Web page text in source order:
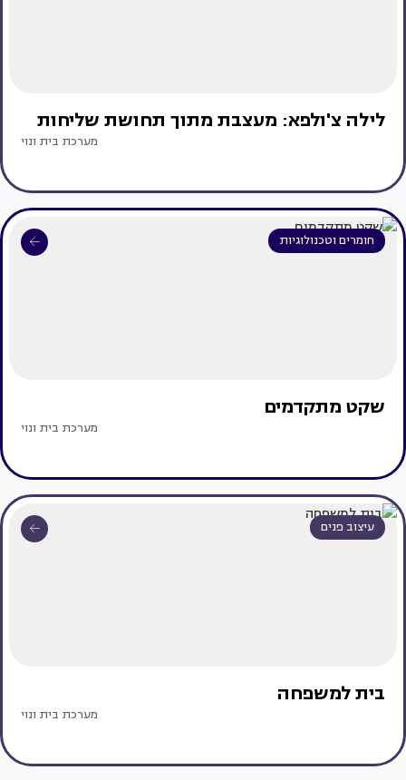
לילה צ'ולפא: מעצבת מתוך תחושת שליחות
מערכת בית ונוי
חומרים וטכנולוגיות
שקט מתקדמים
מערכת בית ונוי
עיצוב פנים
בית למשפחה
מערכת בית ונוי